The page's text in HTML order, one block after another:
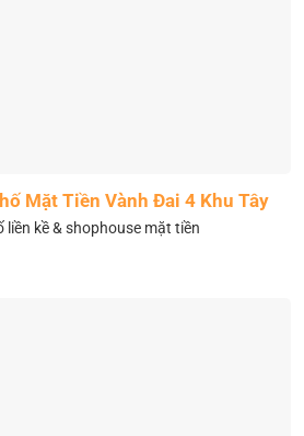
Mặt Tiền Vành Đai 4 Khu Tây
liền kề & shophouse mặt tiền